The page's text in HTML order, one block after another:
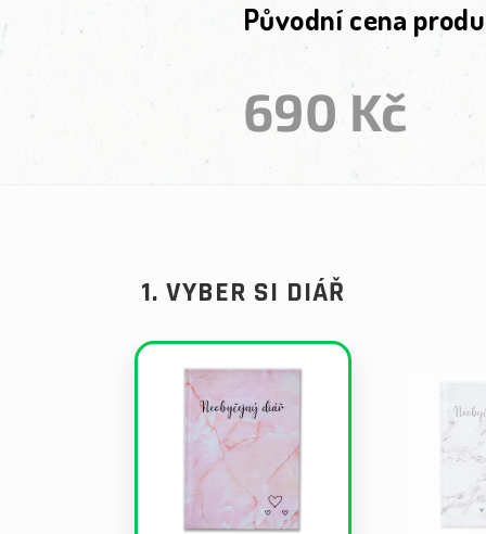
Původní cena
690 Kč
1. VYBER SI DIÁŘ